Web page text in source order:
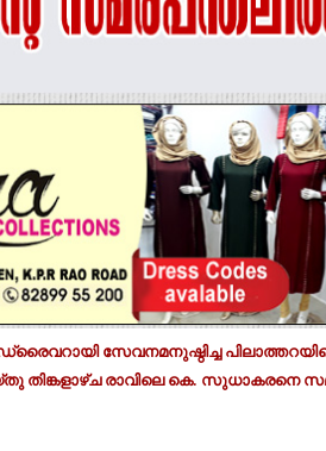
സേ​​വ​​ന​​മ​​നു​​ഷ്ഠി​​ച്ച
രാ​​വി​​ലെ കെ. ​​സു​​ധാ​​ക​​ര​​നെ